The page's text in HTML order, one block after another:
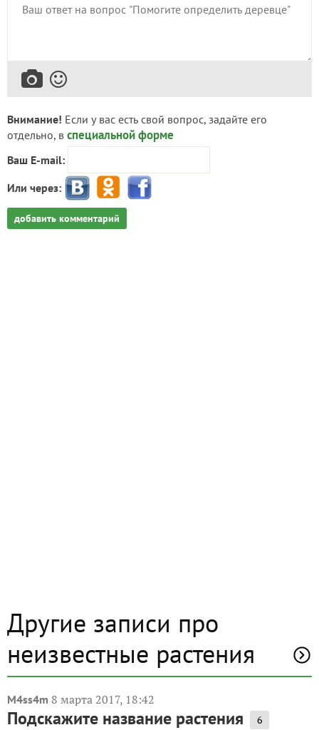
Внимание! Если у вас есть свой вопрос, задайте его
отдельно, в специальной форме
Ваш E-mail:
Или через:
добавить комментарий
Другие записи про
неизвестные растения
M4ss4m 8 марта 2017, 18:42
Подскажите название растения 6